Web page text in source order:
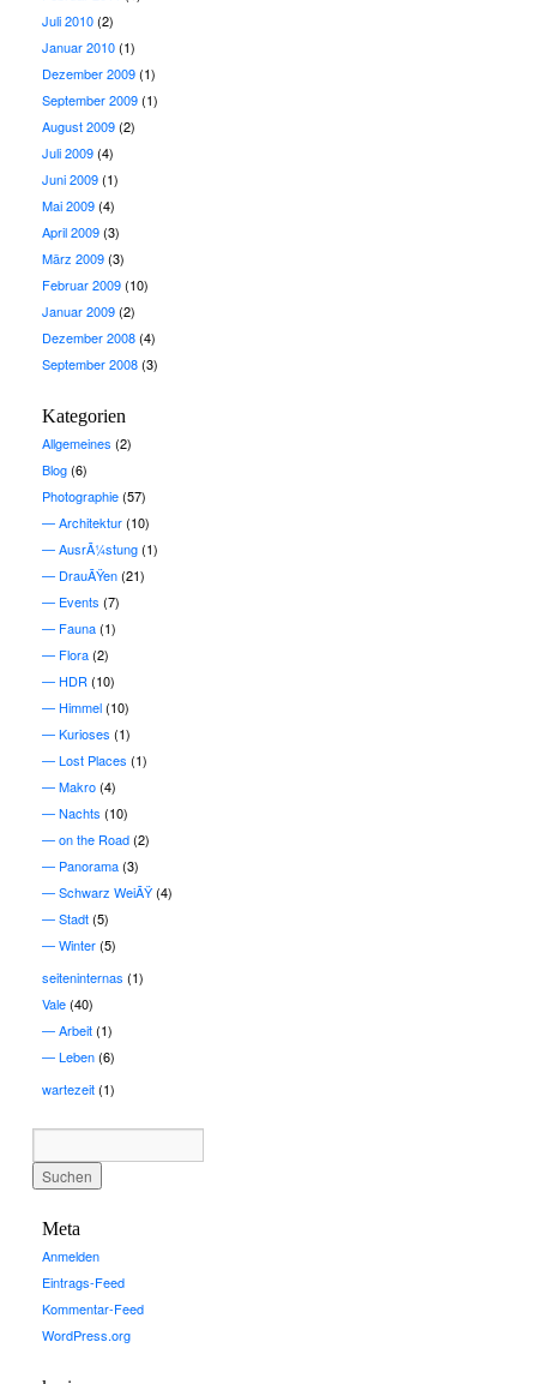
Juli 2010(2)
Januar 2010(1)
Dezember 2009(1)
September 2009(1)
August 2009(2)
Juli 2009(4)
Juni 2009(1)
Mai 2009(4)
April 2009(3)
März 2009(3)
Februar 2009(10)
Januar 2009(2)
Dezember 2008(4)
September 2008(3)
Kategorien
Allgemeines (2)
Blog(6)
Photographie(57)
Architektur(10)
AusrÃ¼stung(1)
DrauÃŸen(21)
Events (7)
Fauna(1)
Flora(2)
HDR (10)
Himmel(10)
Kurioses (1)
Lost Places (1)
Makro(4)
Nachts (10)
on the Road(2)
Panorama(3)
Schwarz WeiÃŸ(4)
Stadt(5)
Winter(5)
seiteninternas (1)
Vale(40)
Arbeit(1)
Leben(6)
wartezeit(1)
Meta
Anmelden
Eintrags-Feed
Kommentar-Feed
WordPress.org